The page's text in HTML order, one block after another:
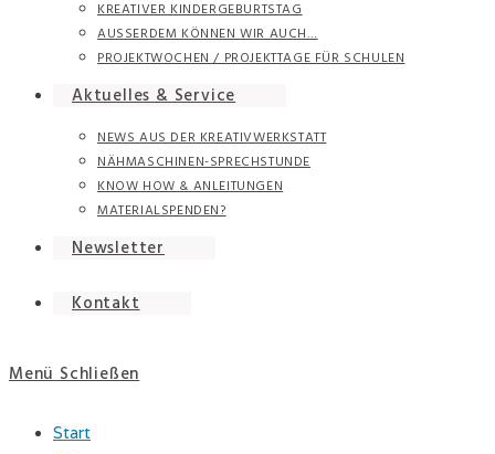
KREATIVER KINDERGEBURTSTAG
AUSSERDEM KÖNNEN WIR AUCH…
PROJEKTWOCHEN / PROJEKTTAGE FÜR SCHULEN
Aktuelles & Service
NEWS AUS DER KREATIVWERKSTATT
NÄHMASCHINEN-SPRECHSTUNDE
KNOW HOW & ANLEITUNGEN
MATERIALSPENDEN?
Newsletter
Kontakt
Menü Schließen
Start